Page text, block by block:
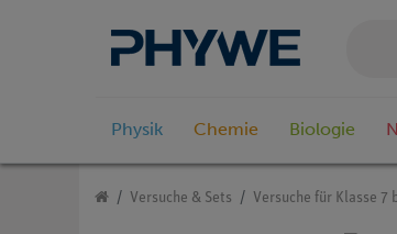
Physik Chemie Biologie
Versuche & Sets Versuche für Klasse 7